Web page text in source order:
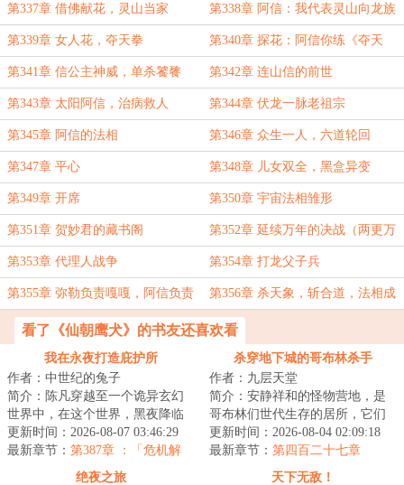
化大道—我即女娲
第337章 借佛献花，灵山当家 第338章 阿信：我代表灵山向龙族
宣战
第339章 女人花，夺天拳 第340章 探花：阿信你练《夺天
拳》
第341章 信公主神威，单杀饕餮 第342章 连山信的前世
第343章 太阳阿信，治病救人 第344章 伏龙一脉老祖宗
第345章 阿信的法相 第346章 众生一人，六道轮回
第347章 平心 第348章 儿女双全，黑盒异变
第349章 开席 第350章 宇宙法相雏形
第351章 贺妙君的藏书阁 第352章 延续万年的决战（两更万
字求月票）
第353章 代理人战争 第354章 打龙父子兵
第355章 弥勒负责嘎嘎，阿信负责
乱杀
第356章 杀天象，斩合道，法相成
（本卷终）
看了《仙朝鹰犬》的书友还喜欢看
我在永夜打造庇护所
作者：中世纪的兔子
简介：陈凡穿越至一个诡异玄幻
世界中，在这个世界，黑夜降临
后，无数诡物肆虐人间。他通过
穿越自带的永夜...
更新时间：2026-08-07 03:46:29
最新章节： 第387章 ：「危机解
杀穿地下城的哥布林杀手
作者：九层天堂
简介：安静祥和的怪物营地，是
哥布林们世代生存的居所，它们
在这里快乐地繁衍，与世无争。
直到有一天，一...
更新时间：2026-08-04 02:09:18
最新章节： 第四百二十七章
绝夜之旅
天下无敌！